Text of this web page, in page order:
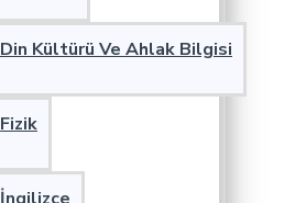
Din Kültürü Ve Ahlak Bilgisi
Fizik